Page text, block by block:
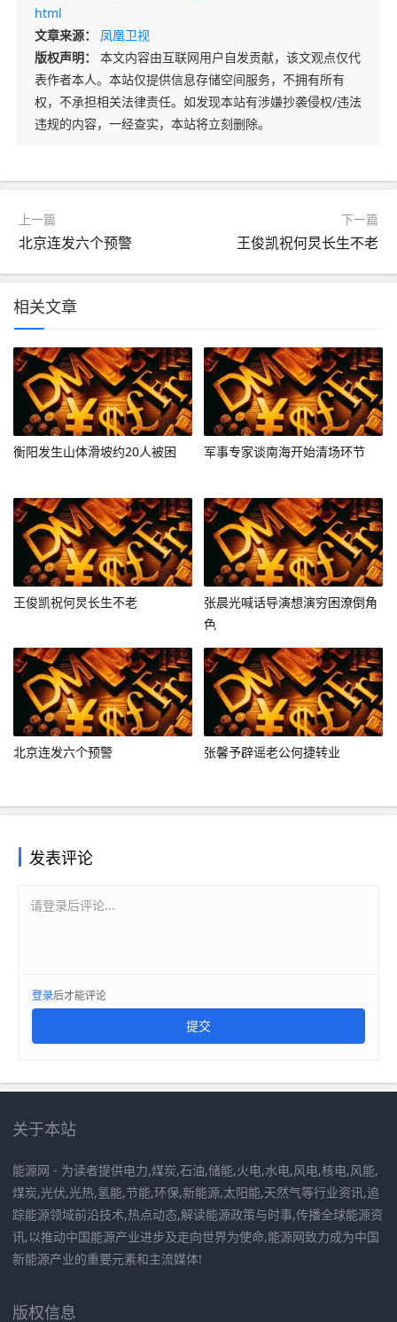
html
文章来源：
凤凰卫视
版权声明：
本文内容由互联网用户自发贡献，该文观点仅代
表作者本人。本站仅提供信息存储空间服务，不拥有所有
权，不承担相关法律责任。如发现本站有涉嫌抄袭侵权/违法
违规的内容，一经查实，本站将立刻删除。
上一篇
北京连发六个预警
下一篇
王俊凯祝何炅长生不老
相关文章
衡阳发生山体滑坡约20人被困 军事专家谈南海开始清场环节
王俊凯祝何炅长生不老
张晨光喊话导演想演穷困潦倒角
色
北京连发六个预警 张馨予辟谣老公何捷转业
发表评论
请登录后评论...
登录后才能评论
提交
关于本站
能源网 - 为读者提供电力,煤炭,石油,储能,火电,水电,风电,核电,风能,
煤炭,光伏,光热,氢能,节能,环保,新能源,太阳能,天然气等行业资讯,追
踪能源领域前沿技术,热点动态,解读能源政策与时事,传播全球能源资
讯,以推动中国能源产业进步及走向世界为使命,能源网致力成为中国
新能源产业的重要元素和主流媒体!
版权信息